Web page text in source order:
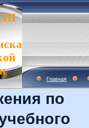
Главная
по